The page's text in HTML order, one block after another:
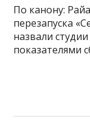
По канону:
перезапуска
назвали
показателями